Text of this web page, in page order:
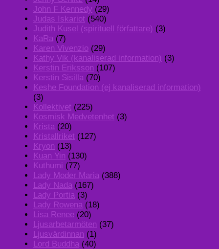
John F Kennedy (29)
Judas Iskariot (540)
Judith Kusel (spirituell författare) (3)
KaRa (7)
Karen Vivenzio (29)
Kathy Vik (kanaliserad information) (3)
Kerstin Eriksson (107)
Kerstin Sisilla (70)
Keshe Foundation (ej kanaliserad information)
(3)
Kollektivet (225)
Kosmisk Medvetenhet (3)
Krista (20)
Kristallriket (127)
Kryon (13)
Kuan Yin (130)
Kuthumi (77)
Lady Moder Maria (388)
Lady Nada (167)
Lady Portia (3)
Lady Rowena (18)
Lisa Renee (20)
Ljusarbetarmöten (37)
Ljusvärdinnan (1)
Lord Buddha (40)